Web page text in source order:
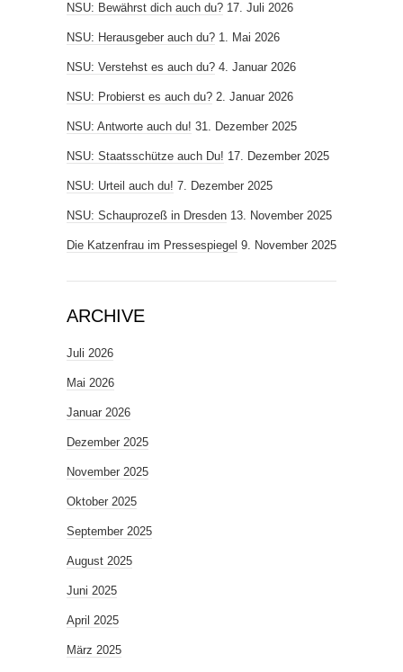
NSU: Bewährst dich auch du? 17. Juli 2026
NSU: Herausgeber auch du? 1. Mai 2026
NSU: Verstehst es auch du? 4. Januar 2026
NSU: Probierst es auch du? 2. Januar 2026
NSU: Antworte auch du! 31. Dezember 2025
NSU: Staatsschütze auch Du! 17. Dezember 2025
NSU: Urteil auch du! 7. Dezember 2025
NSU: Schauprozeß in Dresden 13. November 2025
Die Katzenfrau im Pressespiegel 9. November 2025
ARCHIVE
Juli 2026
Mai 2026
Januar 2026
Dezember 2025
November 2025
Oktober 2025
September 2025
August 2025
Juni 2025
April 2025
März 2025